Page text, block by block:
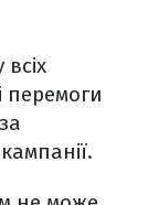
перемоги